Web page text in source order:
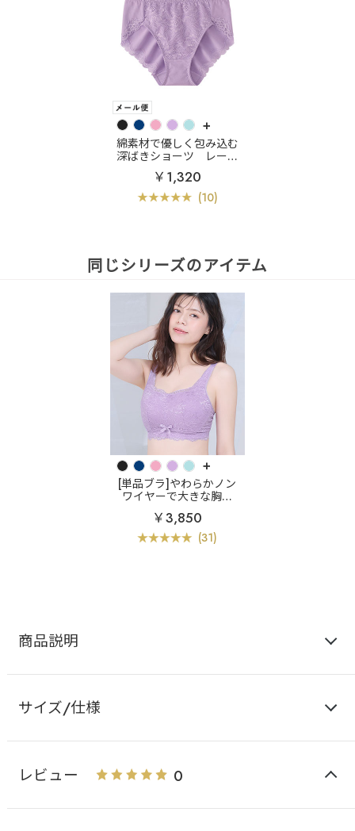
+
綿素材で優しく包み込む
深ばきショーツ
レース
深ばき 綿混 プレーンシ
ョーツ
￥1,320
(10)
同じシリーズのアイテム
+
[単品ブラ]やわらかノン
ワイヤーで大きな胸も
「垂れ見えしない」
さく見せる ノンワイヤー
単品ブラジャー (グラマ
ーサイズ)
￥3,850
(31)
商品説明
サイズ/仕様
レビュー 0